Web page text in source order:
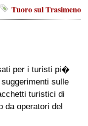
Tuoro sul Trasimeno
per i turisti pi�
sulle
turistici di
da operatori del